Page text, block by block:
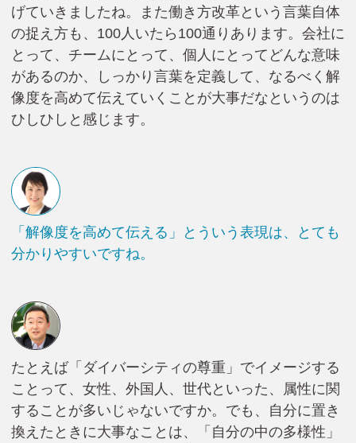
げていきましたね。また働き方改革という言葉自体
の捉え方も、100人いたら100通りあります。会社に
とって、チームにとって、個人にとってどんな意味
があるのか、しっかり言葉を定義して、なるべく解
像度を高めて伝えていくことが大事だなというのは
ひしひしと感じます。
「解像度を高めて伝える」とういう表現は、とても
分かりやすいですね。
たとえば「ダイバーシティの尊重」でイメージする
ことって、女性、外国人、世代といった、属性に関
することが多いじゃないですか。でも、自分に置き
換えたときに大事なことは、「自分の中の多様性」